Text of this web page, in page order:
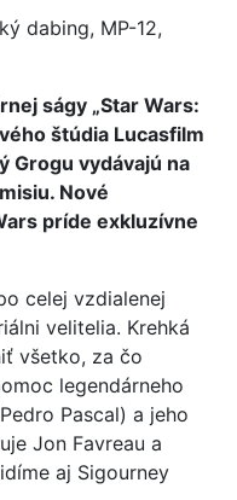
dabing, MP-12,
ságy „Star Wars:
štúdia Lucasfilm
Grogu vydávajú na
Nové
príde exkluzívne
celej vzdialenej
velitelia. Krehká
všetko, za čo
legendárneho
Pascal) a jeho
Jon Favreau a
aj Sigourney